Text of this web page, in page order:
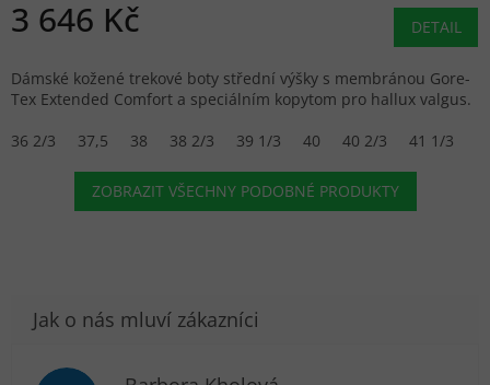
3 646 Kč DETAIL
Dámské kožené trekové boty střední výšky s membránou Gore-
Tex Extended Comfort a speciálním kopytom pro hallux valgus.
36 2/3
37,5 38 38 2/3 39 1/3 40 40 2/3 41 1/3
ZOBRAZIT VŠECHNY PODOBNÉ PRODUKTY